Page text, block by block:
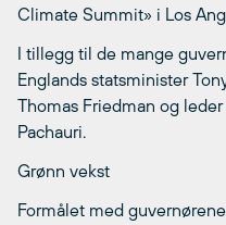
Climate Summit» i Los
I tillegg til de mange
Englands statsminister
Thomas Friedman og
Pachauri.
Grønn vekst
Formålet med